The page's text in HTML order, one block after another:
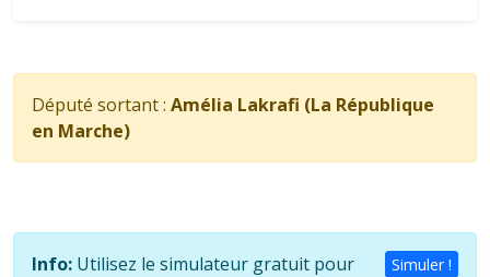
Député sortant : Amélia Lakrafi (La République
en Marche)
Simuler !
Info: Utilisez le simulateur gratuit pour